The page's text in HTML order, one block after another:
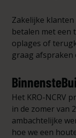
Zakelijke
betalen met een
oplages of
graag afspraken
Het KRO-NCRV
in de zomer van
ambachtelijke
hoe we een